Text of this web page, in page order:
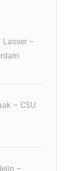
Lasser –
– CSU
–